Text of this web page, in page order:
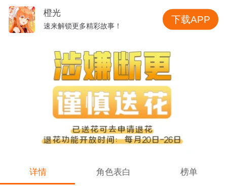
详情 角色表白 榜单
橙光
速来解锁更多精彩故事！
下载APP